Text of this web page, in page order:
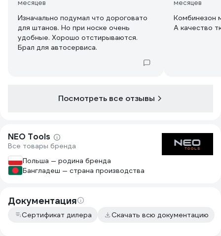
месяцев
Изначально подумал что дороговато
для штанов. Но при носке очень
удобные. Хорошо отстирываются.
Брал для автосервиса.
месяцев
Комбинезон
А качество
Посмотреть все отзывы
NEO Tools
Все товары бренда
Польша — родина бренда
Бангладеш — страна производства
Документация
Сертификат дилера Скачать всю документацию